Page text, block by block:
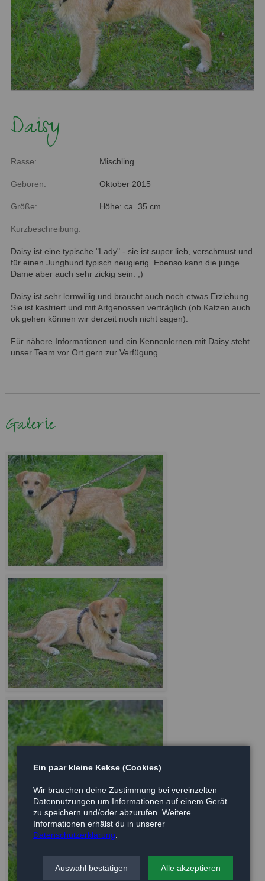
Daisy
Rasse: Mischling
Geboren: Oktober 2015
Größe: Höhe: ca. 35 cm
Kurzbeschreibung:
Daisy ist eine typische "Lady" - sie ist super lieb, verschmust und
für einen Junghund typisch neugierig. Ebenso kann die junge
Dame aber auch sehr zickig sein. ;)
Daisy ist sehr lernwillig und braucht auch noch etwas Erziehung.
Sie ist kastriert und mit Artgenossen verträglich (ob Katzen auch
ok gehen können wir derzeit noch nicht sagen).
Für nähere Informationen und ein Kennenlernen mit Daisy steht
unser Team vor Ort gern zur Verfügung.
Galerie
Ein paar kleine Kekse (Cookies)
Wir brauchen deine Zustimmung bei vereinzelten
Datennutzungen um Informationen auf einem Gerät
zu speichern und/oder abzurufen. Weitere
Informationen erhälst du in unserer
Datenschutzerklärung
Auswahl bestätigen Alle akzeptieren